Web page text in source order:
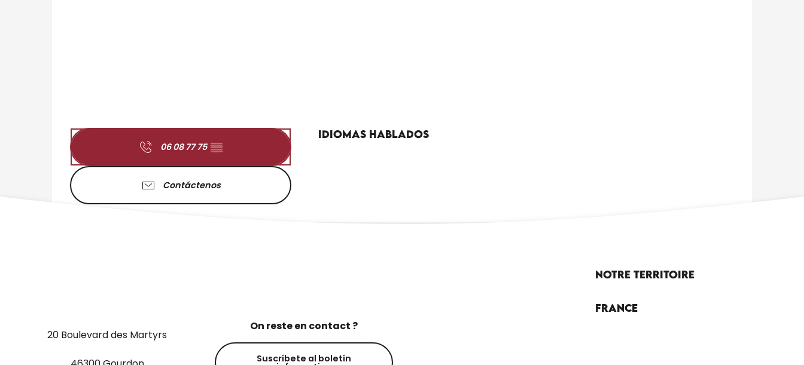
06 08 77 75 ▒▒
Contáctenos
Idiomas hablados
Idiomas hablados
20 Boulevard des Martyrs
On reste en contact ?
Suscríbete al boletín
Notre territoire
France